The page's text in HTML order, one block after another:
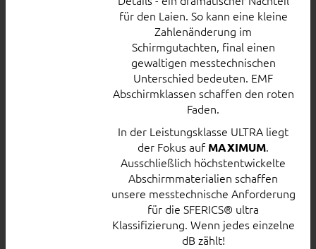
für den Laien. So kann eine kleine
Zahlenänderung im
Schirmgutachten, final einen
gewaltigen messtechnischen
Unterschied bedeuten. EMF
Abschirmklassen schaffen den roten
Faden.
In der Leistungsklasse ULTRA liegt
der Fokus auf MAXIMUM.
Ausschließlich höchstentwickelte
Abschirmmaterialien schaffen
unsere messtechnische Anforderung
für die SFERICS® ultra
Klassifizierung. Wenn jedes einzelne
dB zählt!